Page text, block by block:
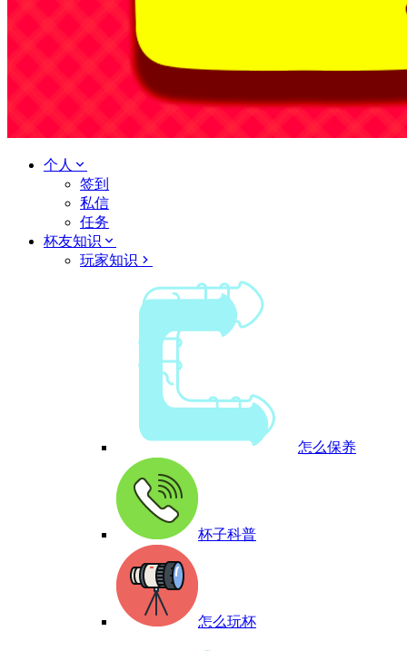
个人
签到
私信
任务
杯友知识
玩家知识
怎么保养
杯子科普
怎么玩杯